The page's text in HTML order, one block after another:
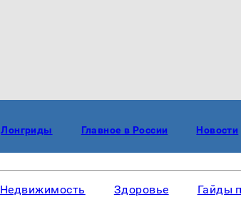
Лонгриды Главное в России Новости
Недвижимость Здоровье Гайды